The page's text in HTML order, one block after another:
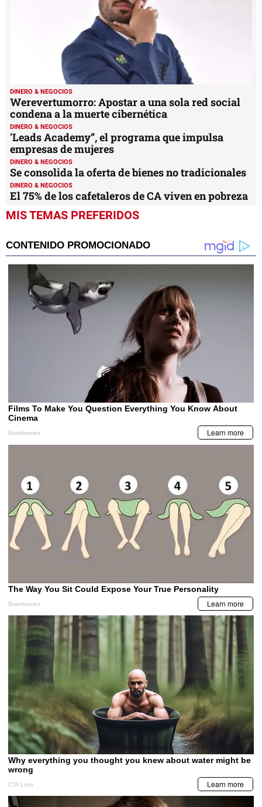
DINERO & NEGOCIOS
Werevertumorro: Apostar a una sola red social
condena a la muerte cibernética
DINERO & NEGOCIOS
'Leads Academy”, el programa que impulsa
empresas de mujeres
DINERO & NEGOCIOS
Se consolida la oferta de bienes no tradicionales
DINERO & NEGOCIOS
El 75% de los cafetaleros de CA viven en pobreza
MIS TEMAS PREFERIDOS